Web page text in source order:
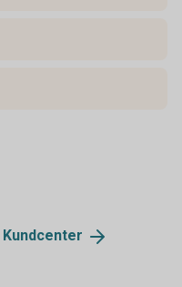
Kundcenter